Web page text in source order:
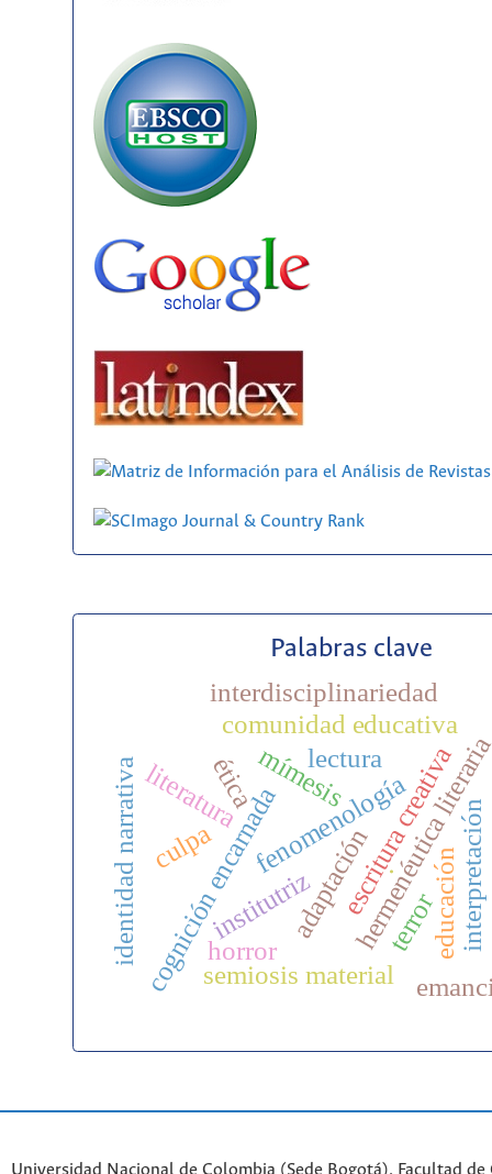
Palabras clave
cognición encarnada hermenéutica
mímesis
semiosis material
.
comunidad educativa
escritura creativa
fenomenología
interdisciplinariedad
educación
literatura
ética
identidad narrativa lectura
adaptación interpretación
institutriz
culpa
horror terror